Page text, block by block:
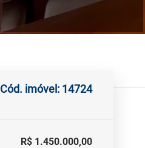
Cód. imóvel: 14724
R$ 1.450.000,00